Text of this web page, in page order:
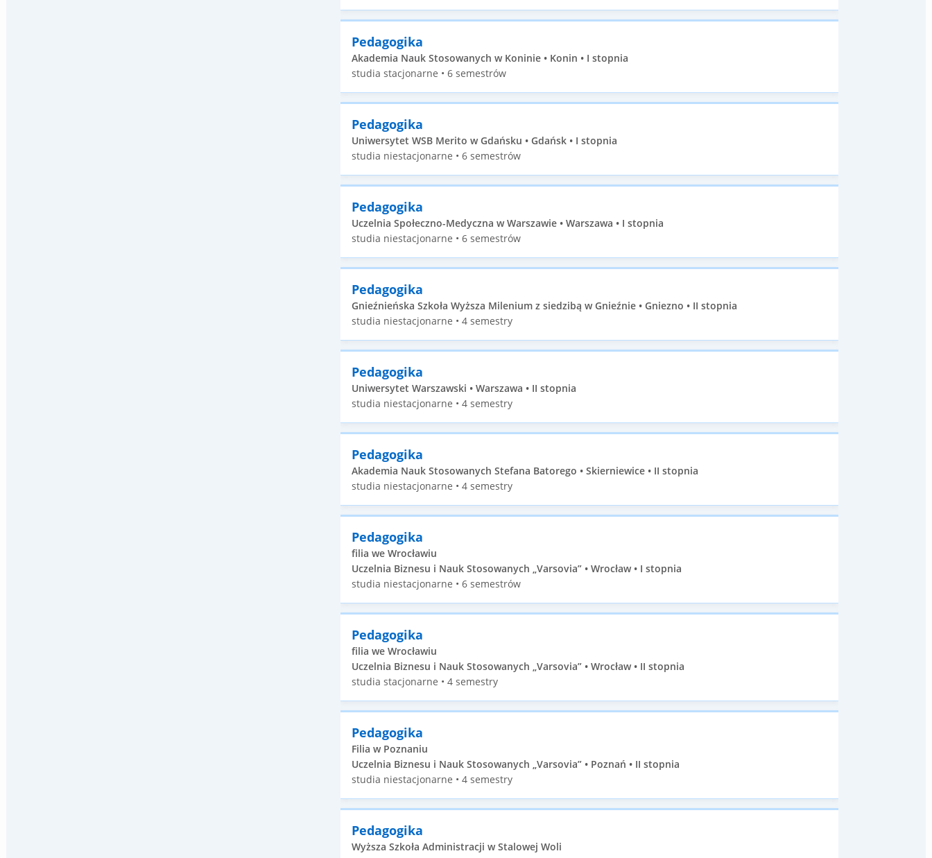
Pedagogika
Akademia Nauk Stosowanych w Koninie • Konin • I stopnia
studia stacjonarne • 6 semestrów
Pedagogika
Uniwersytet WSB Merito w Gdańsku • Gdańsk • I stopnia
studia niestacjonarne • 6 semestrów
Pedagogika
Uczelnia Społeczno-Medyczna w Warszawie • Warszawa • I stopnia
studia niestacjonarne • 6 semestrów
Pedagogika
Gnieźnieńska Szkoła Wyższa Milenium z siedzibą w Gnieźnie • Gniezno • II stopnia
studia niestacjonarne • 4 semestry
Pedagogika
Uniwersytet Warszawski • Warszawa • II stopnia
studia niestacjonarne • 4 semestry
Pedagogika
Akademia Nauk Stosowanych Stefana Batorego • Skierniewice • II stopnia
studia niestacjonarne • 4 semestry
Pedagogika
filia we Wrocławiu
Uczelnia Biznesu i Nauk Stosowanych „Varsovia” • Wrocław • I stopnia
studia niestacjonarne • 6 semestrów
Pedagogika
filia we Wrocławiu
Uczelnia Biznesu i Nauk Stosowanych „Varsovia” • Wrocław • II stopnia
studia stacjonarne • 4 semestry
Pedagogika
Filia w Poznaniu
Uczelnia Biznesu i Nauk Stosowanych „Varsovia” • Poznań • II stopnia
studia niestacjonarne • 4 semestry
Pedagogika
Wyższa Szkoła Administracji w Stalowej Woli